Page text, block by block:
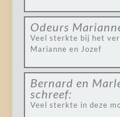
Odeurs
Veel sterkte bij het
Marianne en Jozef
Bernard en
schreef:
Veel sterkte in deze